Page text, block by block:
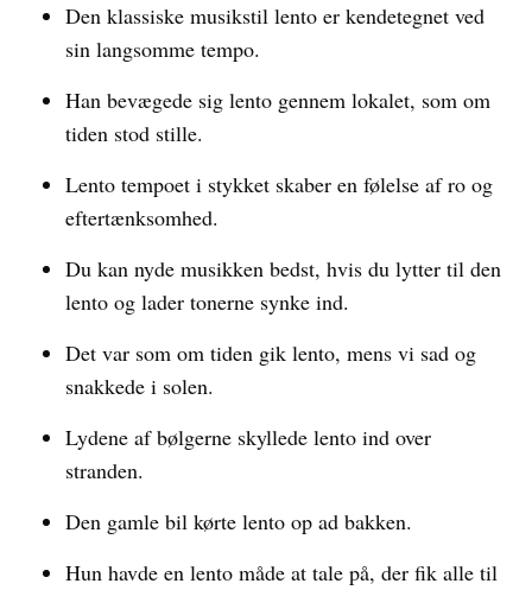
Den klassiske musikstil lento er kendetegnet ved
sin langsomme tempo.
Han bevægede sig lento gennem lokalet, som om
tiden stod stille.
Lento tempoet i stykket skaber en følelse af ro og
eftertænksomhed.
Du kan nyde musikken bedst, hvis du lytter til den
lento og lader tonerne synke ind.
Det var som om tiden gik lento, mens vi sad og
snakkede i solen.
Lydene af bølgerne skyllede lento ind over
stranden.
Den gamle bil kørte lento op ad bakken.
Hun havde en lento måde at tale på, der fik alle til